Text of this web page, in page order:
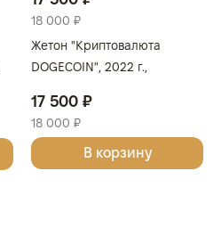
18 000 ₽
Жетон "Криптовалюта
DOGECOIN", 2022 г.,
17 500 ₽
18 000 ₽
В корзину